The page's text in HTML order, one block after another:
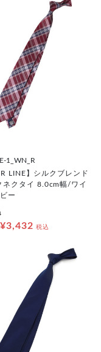
1_WN_R
LINE】シルクブレンド
ネクタイ 8.0cm幅/ワイ
ー
¥3,432 税込